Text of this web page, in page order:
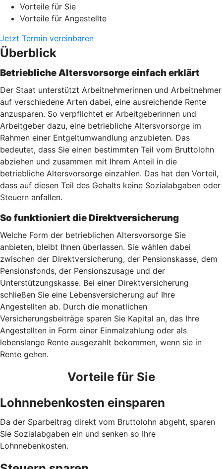
Vorteile für Sie
Vorteile für Angestellte
Jetzt Termin vereinbaren
Überblick
Betriebliche Altersvorsorge einfach erklärt
Der Staat unterstützt Arbeitnehmerinnen und Arbeitnehmer
auf verschiedene Arten dabei, eine ausreichende Rente
anzusparen. So verpflichtet er Arbeitgeberinnen und
Arbeitgeber dazu, eine betriebliche Altersvorsorge im
Rahmen einer Entgeltumwandlung anzubieten. Das
bedeutet, dass Sie einen bestimmten Teil vom Bruttolohn
abziehen und zusammen mit Ihrem Anteil in die
betriebliche Altersvorsorge einzahlen. Das hat den Vorteil,
dass auf diesen Teil des Gehalts keine Sozialabgaben oder
Steuern anfallen.
So funktioniert die Direktversicherung
Welche Form der betrieblichen Altersvorsorge Sie
anbieten, bleibt Ihnen überlassen. Sie wählen dabei
zwischen der Direktversicherung, der Pensionskasse, dem
Pensionsfonds, der Pensionszusage und der
Unterstützungskasse. Bei einer Direktversicherung
schließen Sie eine Lebensversicherung auf Ihre
Angestellten ab. Durch die monatlichen
Versicherungsbeiträge sparen Sie Kapital an, das Ihre
Angestellten in Form einer Einmalzahlung oder als
lebenslange Rente ausgezahlt bekommen, wenn sie in
Rente gehen.
Vorteile für Sie
Lohnnebenkosten einsparen
Da der Sparbeitrag direkt vom Bruttolohn abgeht, sparen
Sie Sozialabgaben ein und senken so Ihre
Lohnnebenkosten.